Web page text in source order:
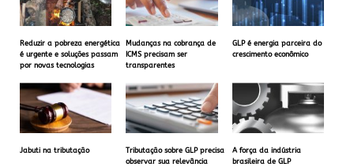
Reduzir a pobreza energética
é urgente e soluções passam
por novas tecnologias
Mudanças na cobrança de
ICMS precisam ser
transparentes
GLP é energia parceira do
crescimento econômico
Jabuti na tributação
Tributação sobre GLP precisa
observar sua relevância
A força da indústria
brasileira de GLP